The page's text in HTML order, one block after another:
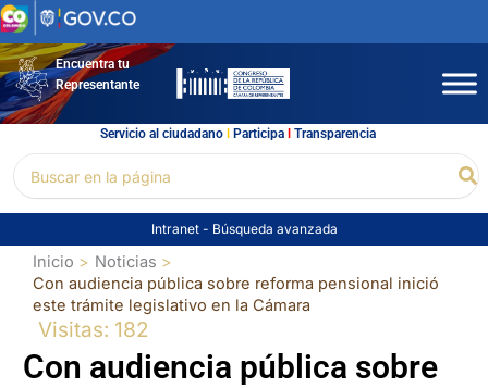
Ir
al
contenidoEncuentra tu
Representante
Servicio al ciudadano l Participal Transparencia
por:
Intranet - Búsqueda avanzada
Inicio
Noticias
Con audiencia pública sobre reforma pensional inició
este trámite legislativo en la Cámara
Visitas: 182
Con audiencia pública sobre